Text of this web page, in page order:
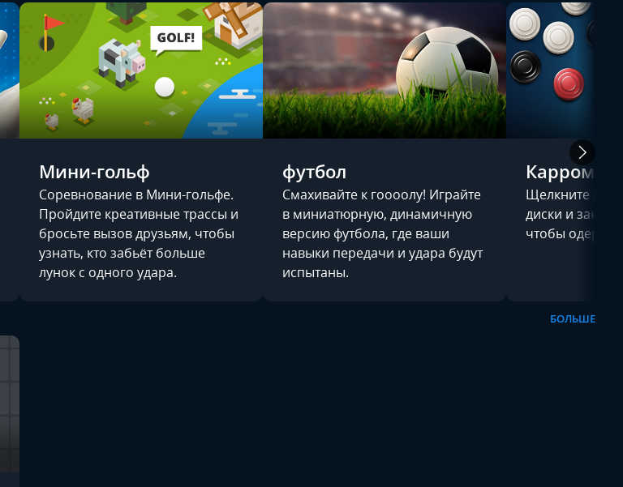
Мини-гольф
Соревнование в Мини-гольфе.
Пройдите креативные трассы и
бросьте вызов друзьям, чтобы
узнать, кто забьёт больше
лунок с одного удара.
футбол
Смахивайте к гоооолу! Играйте
в миниатюрную, динамичную
версию футбола, где ваши
навыки передачи и удара будут
испытаны.
Карром
Щелкните по
диски и
чтобы
БОЛЬШЕ